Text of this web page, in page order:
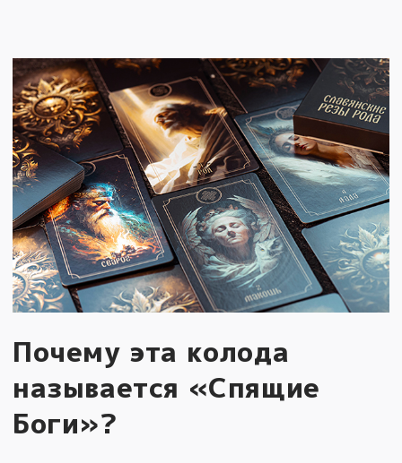
Почему эта колода
называется «Спящие
Боги»?